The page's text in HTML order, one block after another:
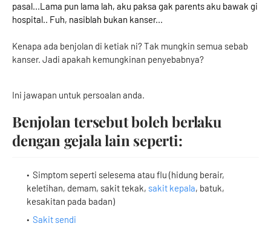
pasal...Lama pun lama lah, aku paksa gak parents aku bawak gi
hospital.. Fuh, nasiblah bukan kanser...
Kenapa ada benjolan di ketiak ni? Tak mungkin semua sebab
kanser. Jadi apakah kemungkinan penyebabnya?
Ini jawapan untuk persoalan anda.
Benjolan tersebut boleh berlaku
dengan gejala lain seperti:
Simptom seperti selesema atau flu (hidung berair,
keletihan, demam, sakit tekak, sakit kepala, batuk,
kesakitan pada badan)
Sakit sendi